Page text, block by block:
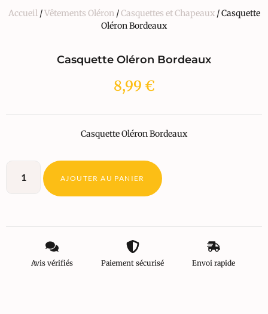
Accueil/Vêtements Oléron/Casquettes et Chapeaux/ Casquette
Oléron Bordeaux
Casquette Oléron Bordeaux
8,99 €
Casquette Oléron Bordeaux
AJOUTER AU PANIER
Avis vérifiés Paiement sécurisé Envoi rapide